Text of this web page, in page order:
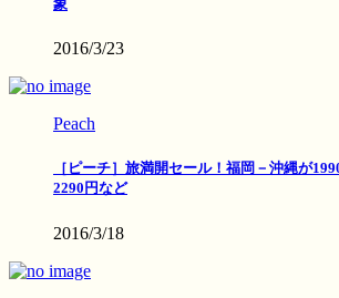
象
2016/3/23
Peach
［ピーチ］旅満開セール！福岡－沖縄が
2290円など
2016/3/18